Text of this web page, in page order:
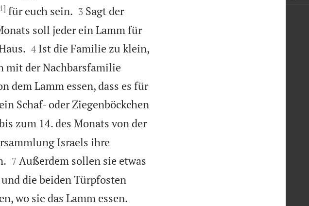
für euch sein.
3 Sagt der
soll jeder ein Lamm für

4 Ist die Familie zu klein,
mit der Nachbarsfamilie
dem Lamm essen, dass es für
Schaf- oder Ziegenböckchen
zum 14. des Monats von der
Israels ihre

7 Außerdem sollen sie etwas
die beiden Türpfosten
wo sie das Lamm essen.